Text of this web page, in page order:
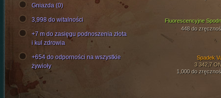
Fluorescencyjne
448 do
Spadek
3 342,7
1,000 do
Gniazda (0)
3,998 do witalności
+7 m do zasięgu podnoszenia złota
i kul zdrowia
+654 do odporności na wszystkie
żywioły